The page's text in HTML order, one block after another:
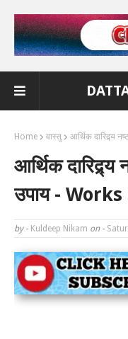
Home वास्तु आर्थिक दारिद्र्य
आर्थिक
उपाय -
by - Kuldeep Nikam on -